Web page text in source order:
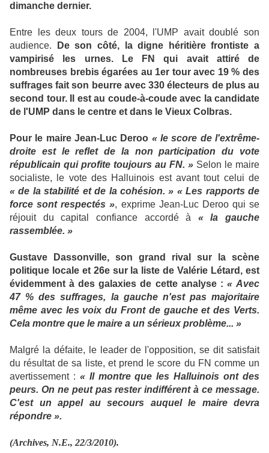
dimanche dernier.
Entre les deux tours de 2004, l'UMP avait doublé son
audience.
De son côté, la digne héritière frontiste a
vampirisé les urnes. Le FN qui avait attiré de
nombreuses brebis égarées au 1er tour avec 19 % des
suffrages fait son beurre avec 330 électeurs de plus au
second tour. Il est au coude-à-coude avec la candidate
de l'UMP dans le centre et dans le Vieux Colbras.
Pour le maire Jean-Luc Deroo « le score de l'extrême-
droite est le reflet de la non participation du vote
républicain qui profite toujours au FN. » Selon le maire
socialiste, le vote des Halluinois est avant tout celui de
« de la stabilité et de la cohésion. » « Les rapports de
force sont respectés », exprime Jean-Luc Deroo qui se
réjouit du capital confiance accordé à « la gauche
rassemblée. »
Gustave Dassonville, son grand rival sur la scène
politique locale et 26e sur la liste de Valérie Létard, est
évidemment à des galaxies de cette analyse : « Avec
47 % des suffrages, la gauche n'est pas majoritaire
même avec les voix du Front de gauche et des Verts.
Cela montre que le maire a un sérieux problème... »
Malgré la défaite, le leader de l'opposition, se dit satisfait
du résultat de sa liste, et prend le score du FN comme un
avertissement : « Il montre que les Halluinois ont des
peurs. On ne peut pas rester indifférent à ce message.
C'est un appel au secours auquel le maire devra
répondre ».
(Archives, N.E., 22/3/2010).